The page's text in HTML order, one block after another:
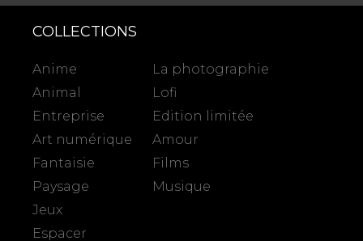
COLLECTIONS
Anime
Animal
Entreprise
Art numérique
Fantaisie
Paysage
Jeux
La photographie
Lofi
Edition limitée
Amour
Films
Musique
Espacer